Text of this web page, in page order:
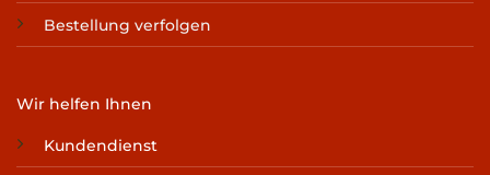
Bestellung verfolgen
Wir helfen Ihnen
Kundendienst